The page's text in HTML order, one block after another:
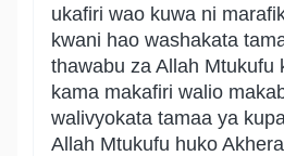
ukafiri wao kuwa ni
kwani hao washakata
thawabu za Allah Mtukufu
kama makafiri walio
walivyokata tamaa ya
Allah Mtukufu huko